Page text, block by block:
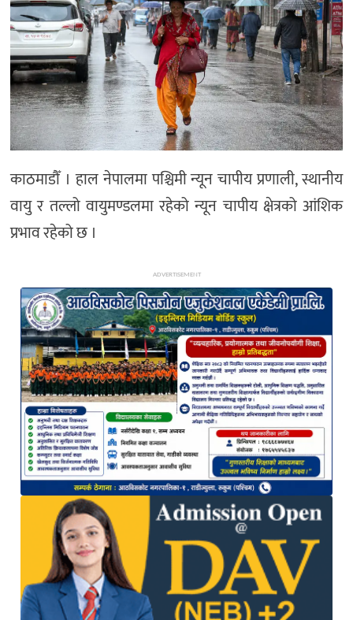
अन्य
काठमाडौँ । हाल नेपालमा पश्चिमी न्यून चापीय प्रणाली, स्थानीय
वायु र तल्लो वायुमण्डलमा रहेको न्यून चापीय क्षेत्रको आंशिक
प्रभाव रहेको छ ।
ADVERTISEMENT